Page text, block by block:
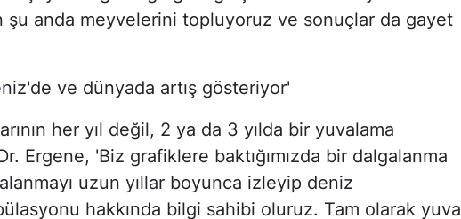
şu anda meyvelerini topluyoruz ve sonuçlar da gayet
ve dünyada artış gösteriyor'
her yıl değil, 2 ya da 3 yılda bir yuvalama
Ergene, 'Biz grafiklere baktığımızda bir dalgalanma
uzun yıllar boyunca izleyip deniz
hakkında bilgi sahibi oluruz. Tam olarak yuva